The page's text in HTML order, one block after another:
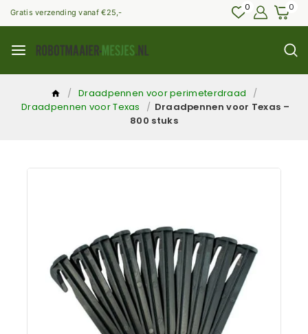
Gratis verzending vanaf €25,- 0 0
/ Draadpennen voor perimeterdraad
/
Draadpennen voor Texas
/ Draadpennen voor Texas –
800 stuks